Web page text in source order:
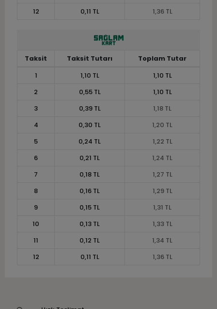
12
0,11 TL 1,36 TL
Taksit Taksit Tutarı
Toplam Tutar
1
1,10 TL
1,10 TL
2
0,55 TL
1,10 TL
3
0,39 TL
1,18 TL
4
0,30 TL
1,20 TL
5
0,24 TL
1,22 TL
6
0,21 TL
1,24 TL
7
0,18 TL
1,27 TL
8
0,16 TL
1,29 TL
9
0,15 TL
1,31 TL
10
0,13 TL
1,33 TL
11
0,12 TL
1,34 TL
12
0,11 TL 1,36 TL